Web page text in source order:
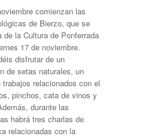
comienzan las
de Bierzo, que se
de la Cultura de Ponferrada
17 de noviembre.
disfrutar de un
de setas naturales, un
relacionados con el
pinchos, cata de vinos y
durante las
habrá tres charlas de
relacionadas con la